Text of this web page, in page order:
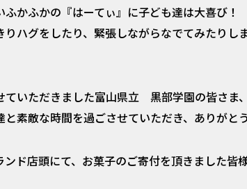
ふかふかの『はーてぃ』に子ども達は大喜び！
りハグをしたり、緊張しながらなでてみたりし
ていただきました富山県立 黒部学園の皆さま、
と素敵な時間を過ごさせていただき、ありがと
ンド店頭にて、お菓子のご寄付を頂きました皆